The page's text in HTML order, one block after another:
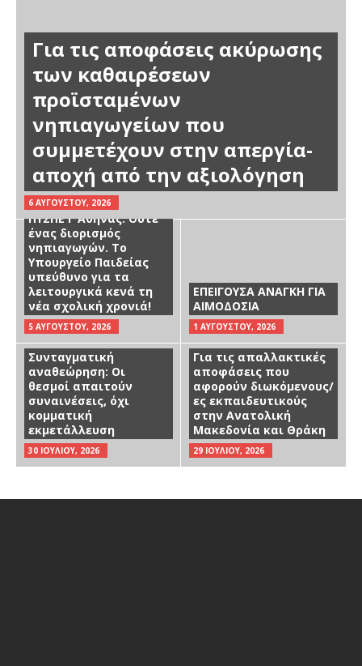
Για τις αποφάσεις ακύρωσης
των καθαιρέσεων
προϊσταμένων
νηπιαγωγείων που
συμμετέχουν στην απεργία-
αποχή από την αξιολόγηση
6 ΑΥΓΟΎΣΤΟΥ, 2026
Ενημέρωση Αιρετού
ΠΥΣΠΕ Γ Αθήνας: Ούτε
ένας διορισμός
νηπιαγωγών. Το
Υπουργείο Παιδείας
υπεύθυνο για τα
λειτουργικά κενά τη
νέα σχολική χρονιά!
5 ΑΥΓΟΎΣΤΟΥ, 2026
ΕΠΕΙΓΟΥΣΑ ΑΝΑΓΚΗ ΓΙΑ
ΑΙΜΟΔΟΣΙΑ
1 ΑΥΓΟΎΣΤΟΥ, 2026
Συνταγματική
αναθεώρηση: Οι
θεσμοί απαιτούν
συναινέσεις, όχι
κομματική
εκμετάλλευση
30 ΙΟΥΛΊΟΥ, 2026
Για τις απαλλακτικές
αποφάσεις που
αφορούν διωκόμενους/
ες εκπαιδευτικούς
στην Ανατολική
Μακεδονία και Θράκη
29 ΙΟΥΛΊΟΥ, 2026